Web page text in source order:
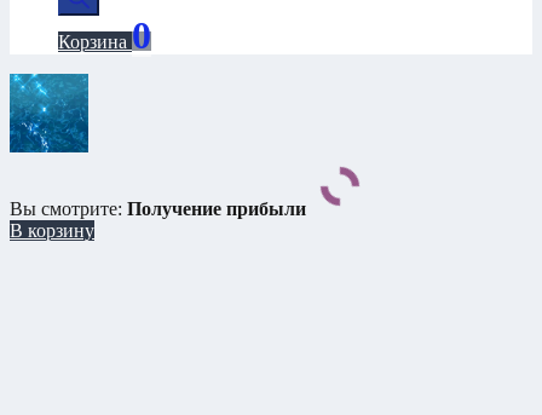
Корзина 0
Вы смотрите: Получение прибыли
В корзину